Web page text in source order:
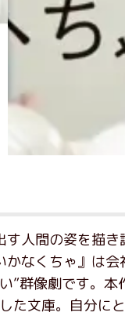
す人間の姿を描き
なくちゃ』は会
”群像劇です。本
た文庫。自分に